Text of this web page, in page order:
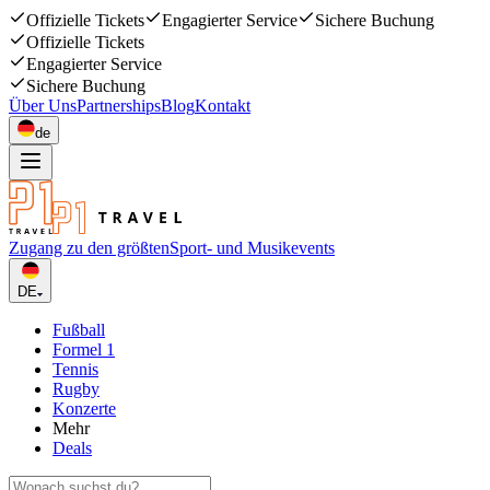
Offizielle Tickets Engagierter Service
Sichere Buchung
Offizielle Tickets
Engagierter Service
Sichere Buchung
Über UnsPartnershipsBlogKontakt
de
Zugang zu den größtenSport- und Musikevents
DE
Fußball
Formel 1
Tennis
Rugby
Konzerte
Mehr
Deals